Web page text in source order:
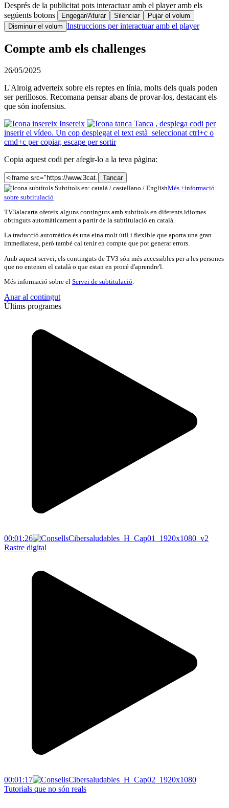
Després de la publicitat pots interactuar amb el player amb els
següents botons
Engegar/Aturar Silenciar
Pujar el volum
Disminuir el volum Instruccions per interactuar amb el player
Compte amb els challenges
26/05/2025
L'Alroig adverteix sobre els reptes en línia, molts dels quals poden
ser perillosos. Recomana pensar abans de provar-los, destacant els
que són inofensius.
Insereix
Tanca , desplega codi per
inserir el vídeo. Un cop desplegat el text està seleccionat ctrl+c o
cmd+c per copiar, escape per sortir
Copia aquest codi per afegir-lo a la teva pàgina:
Tancar
Subtítols en: català / castellano / EnglishMés +informació
sobre subtitulació
TV3alacarta ofereix alguns continguts amb subtítols en diferents idiomes
obtinguts automàticament a partir de la subtitulació en català.
La traducció automàtica és una eina molt útil i flexible que aporta una gran
immediatesa, però també cal tenir en compte que pot generar errors.
Amb aquest servei, els continguts de TV3 són més accessibles per a les persones
que no entenen el català o que estan en procé d'aprendre'l.
Més informació sobre el Servei de subtitulació
Anar al contingut
Últims programes
00:01:26
Rastre digital
00:01:17
Tutorials que no són reals